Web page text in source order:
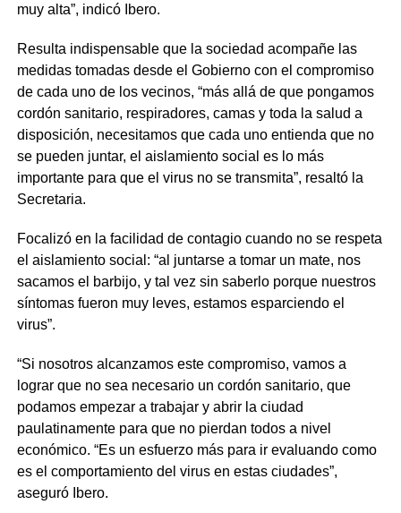
muy alta”, indicó Ibero.
Resulta indispensable que la sociedad acompañe las
medidas tomadas desde el Gobierno con el compromiso
de cada uno de los vecinos, “más allá de que pongamos
cordón sanitario, respiradores, camas y toda la salud a
disposición, necesitamos que cada uno entienda que no
se pueden juntar, el aislamiento social es lo más
importante para que el virus no se transmita”, resaltó la
Secretaria.
Focalizó en la facilidad de contagio cuando no se respeta
el aislamiento social: “al juntarse a tomar un mate, nos
sacamos el barbijo, y tal vez sin saberlo porque nuestros
síntomas fueron muy leves, estamos esparciendo el
virus”.
“Si nosotros alcanzamos este compromiso, vamos a
lograr que no sea necesario un cordón sanitario, que
podamos empezar a trabajar y abrir la ciudad
paulatinamente para que no pierdan todos a nivel
económico. “Es un esfuerzo más para ir evaluando como
es el comportamiento del virus en estas ciudades”,
aseguró Ibero.